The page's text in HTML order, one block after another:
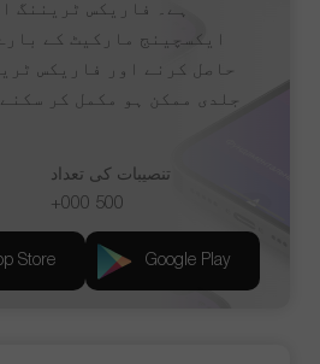
ہے۔ فاریکس ٹریننگ
ایکسچینج مارکیٹ کے
حاصل کرنے اور فاریکس
جلدی ممکن ہو مکمل کر
تنصیبات کی تعداد
500 000+
Google Play
Store